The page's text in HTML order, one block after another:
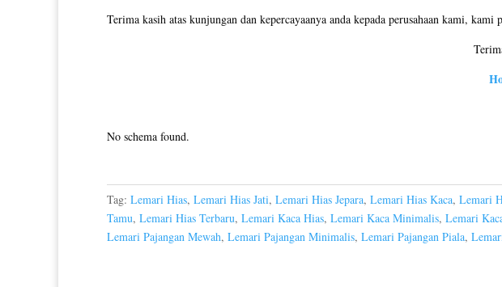
Terima kasih atas kunjungan dan kepercayaanya anda kepada perusahaan kami,
No schema found.
Tag: Lemari Hias, Lemari Hias Jati, Lemari Hias Jepara, Lemari Hias Kaca, Lemari
Tamu, Lemari Hias Terbaru, Lemari Kaca Hias, Lemari Kaca Minimalis, Lemari
Lemari Pajangan Mewah, Lemari Pajangan Minimalis, Lemari Pajangan Piala,